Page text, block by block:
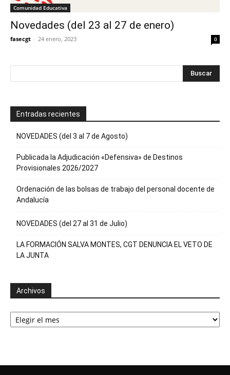
Comunidad Educativa
Novedades (del 23 al 27 de enero)
fasecgt - 24 enero, 2023 0
Entradas recientes
NOVEDADES (del 3 al 7 de Agosto)
Publicada la Adjudicación «Defensiva» de Destinos
Provisionales 2026/2027
Ordenación de las bolsas de trabajo del personal docente de
Andalucía
NOVEDADES (del 27 al 31 de Julio)
LA FORMACIÓN SALVA MONTES, CGT DENUNCIA EL VETO DE
LA JUNTA
Archivos
Archivos